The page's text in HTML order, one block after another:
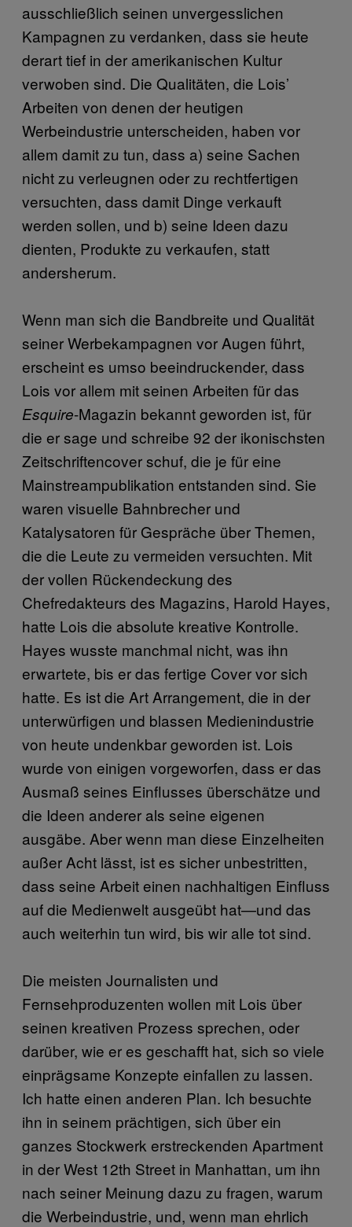
ausschließlich seinen unvergesslichen
Kampagnen zu verdanken, dass sie heute
derart tief in der amerikanischen Kultur
verwoben sind. Die Qualitäten, die Lois’
Arbeiten von denen der heutigen
Werbeindustrie unterscheiden, haben vor
allem damit zu tun, dass a) seine Sachen
nicht zu verleugnen oder zu rechtfertigen
versuchten, dass damit Dinge verkauft
werden sollen, und b) seine Ideen dazu
dienten, Produkte zu verkaufen, statt
andersherum.
Wenn man sich die Bandbreite und Qualität
seiner Werbekampagnen vor Augen führt,
erscheint es umso beeindruckender, dass
Lois vor allem mit seinen Arbeiten für das
Esquire-Magazin bekannt geworden ist, für
die er sage und schreibe 92 der ikonischsten
Zeitschriftencover schuf, die je für eine
Mainstreampublikation entstanden sind. Sie
waren visuelle Bahnbrecher und
Katalysatoren für Gespräche über Themen,
die die Leute zu vermeiden versuchten. Mit
der vollen Rückendeckung des
Chefredakteurs des Magazins, Harold Hayes,
hatte Lois die absolute kreative Kontrolle.
Hayes wusste manchmal nicht, was ihn
erwartete, bis er das fertige Cover vor sich
hatte. Es ist die Art Arrangement, die in der
unterwürfigen und blassen Medienindustrie
von heute undenkbar geworden ist. Lois
wurde von einigen vorgeworfen, dass er das
Ausmaß seines Einflusses überschätze und
die Ideen anderer als seine eigenen
ausgäbe. Aber wenn man diese Einzelheiten
außer Acht lässt, ist es sicher unbestritten,
dass seine Arbeit einen nachhaltigen Einfluss
auf die Medienwelt ausgeübt hat—und das
auch weiterhin tun wird, bis wir alle tot sind.
Die meisten Journalisten und
Fernsehproduzenten wollen mit Lois über
seinen kreativen Prozess sprechen, oder
darüber, wie er es geschafft hat, sich so viele
einprägsame Konzepte einfallen zu lassen.
Ich hatte einen anderen Plan. Ich besuchte
ihn in seinem prächtigen, sich über ein
ganzes Stockwerk erstreckenden Apartment
in der West 12th Street in Manhattan, um ihn
nach seiner Meinung dazu zu fragen, warum
die Werbeindustrie, und, wenn man ehrlich